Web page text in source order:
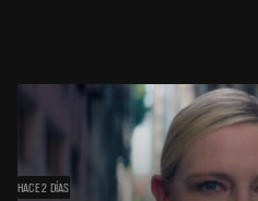
HACE 2 DÍAS